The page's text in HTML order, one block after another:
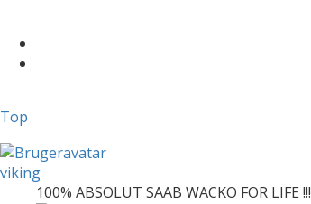
Top
viking
100% ABSOLUT SAAB WACKO FOR LIFE !!!